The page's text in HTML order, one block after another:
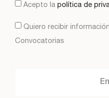
Acepto la política de
Quiero recibir
Convocatorias